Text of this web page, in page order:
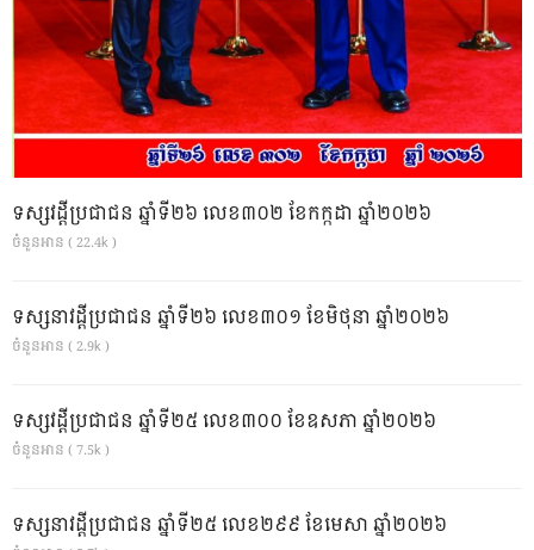
ទស្សវដ្តីប្រជាជន ឆ្នាំទី២៦ លេខ៣០២ ខែកក្កដា ឆ្នាំ២០២៦
ចំនួនអាន ( 22.4k )
ទស្សនាវដ្ដីប្រជាជន ឆ្នាំទី២៦ លេខ៣០១ ខែមិថុនា ឆ្នាំ២០២៦
ចំនួនអាន ( 2.9k )
ទស្សវដ្តីប្រជាជន ឆ្នាំទី២៥ លេខ៣០០ ខែឧសភា ឆ្នាំ២០២៦
ចំនួនអាន ( 7.5k )
ទស្សនាវដ្ដីប្រជាជន ឆ្នាំទី២៥ លេខ២៩៩ ខែមេសា ឆ្នាំ២០២៦